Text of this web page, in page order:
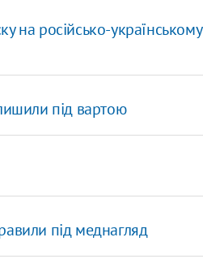
на російсько-українському
під вартою
під меднагляд